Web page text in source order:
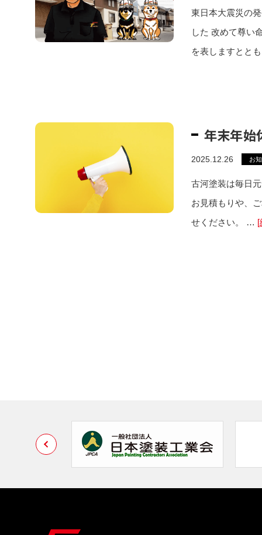
東日本大震災の
した 改めて尊い
を表しますとと
年末年始
2025.12.26 お
古河塗装は毎日
お見積もりや、
せください。 … [